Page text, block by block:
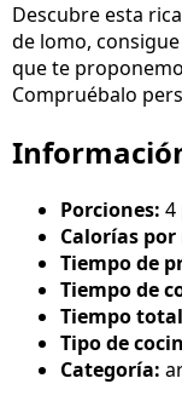
Descubre esta
de lomo,
que te
Compruébalo
Porciones: 4
Calorías
Tiempo de
Tiempo de
Tiempo
Tipo de
Categoría: